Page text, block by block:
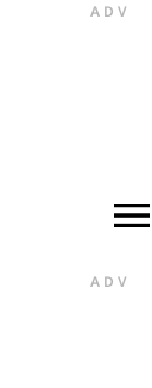
ADV
ADV